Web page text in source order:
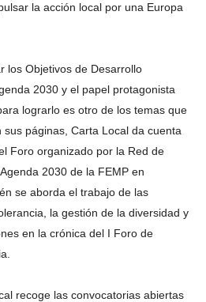
la acción local por una Europa
los Objetivos de Desarrollo
2030 y el papel protagonista
lograrlo es otro de los temas que
páginas, Carta Local da cuenta
Foro organizado por la Red de
2030 de la FEMP en
se aborda el trabajo de las
la gestión de la diversidad y
en la crónica del I Foro de
recoge las convocatorias abiertas